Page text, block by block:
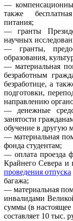
—
также
питания;
— гранты
научных
— гранты,
образования,
— материальная
безработным
безработице, а
подготовки,
направлению
— денежные
занятости
обучение в другую
— материальная
фонда студентам;
— оплата проезда
Крайнего Севера и
проведения отпуска
багажа;
— материальная
инвалидами
суммы (в
составляет 10 тыс.